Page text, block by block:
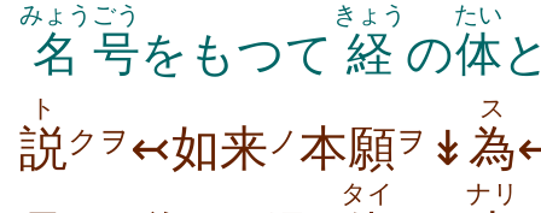
名
みょう
号
ごう
をもつて 経
きょう
の体
たい
説
ト
クヲ ↢如来 ノ 本願ヲ ↡為
ス
タイ ナリ